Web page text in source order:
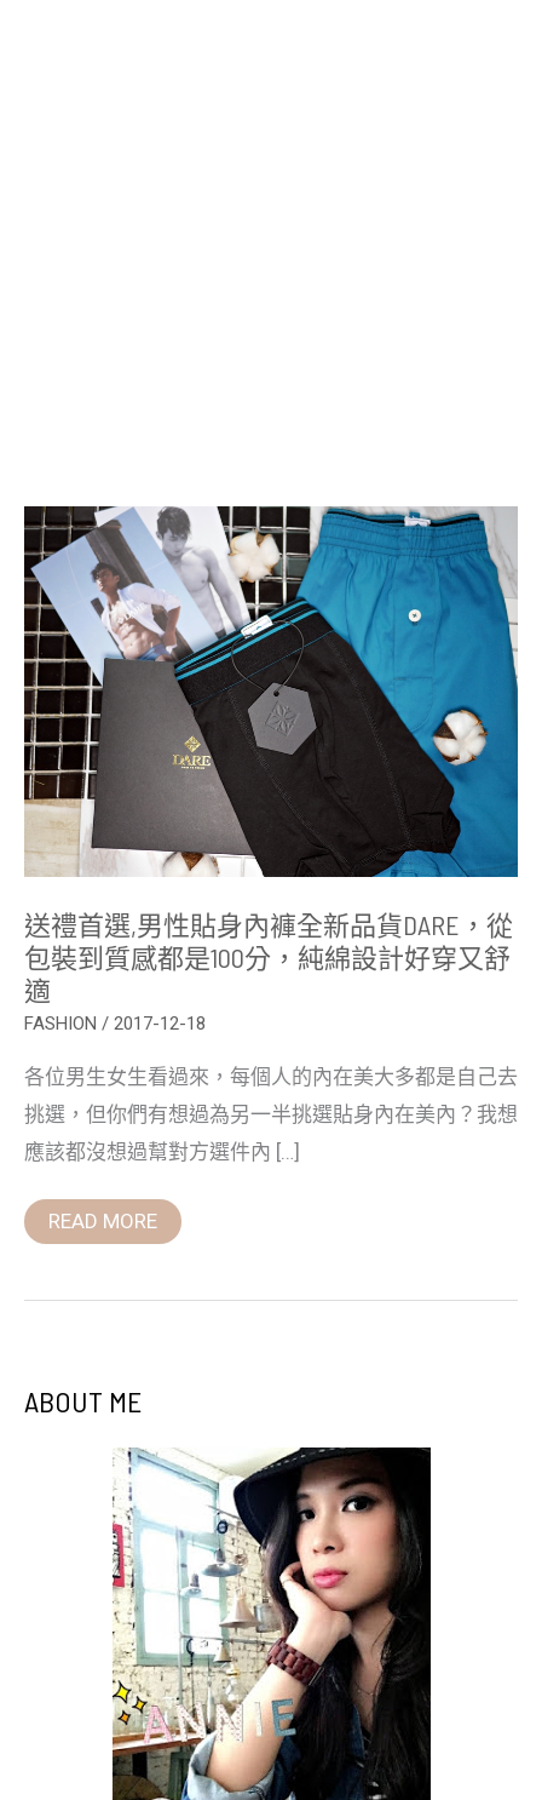
送禮首選,男性貼身內褲全新品貨DARE，從
包裝到質感都是100分，純綿設計好穿又舒
適
FASHION / 2017-12-18
各位男生女生看過來，每個人的內在美大多都是自己去
挑選，但你們有想過為另一半挑選貼身內在美內？我想
應該都沒想過幫對方選件內 […]
送
禮
首
男
性
貼
身
內
褲
全
新
品
貨
DARE，
從
包
裝
到
感
都
是
100
分，
純
設
計
好
又
適
READ MORE
ABOUT ME